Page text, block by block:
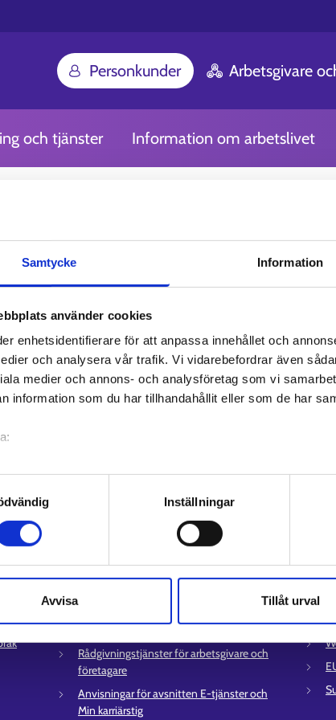
Samtycke Information
använder cookies
enhetsidentifierare för att anpassa innehållet och
och analysera vår trafik. Vi vidarebefordrar även
medier och annons- och analysföretag som vi
information som du har tillhandahållit eller som de har
och behandling av personuppgifter
Inställningar
Avvisa Tillåt urval
Personkunder Arbetsgivare
och tjänster Information om arbetslivet
sysselsättningsområden
Rådgivningstjänster för arbetsgivare och
företagare
Anvisningar för avsnitten E-tjänster och
Min karriärstig
Mer